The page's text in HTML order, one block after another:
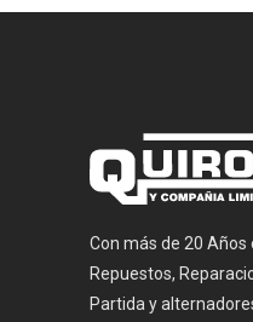
Con más de 20
Repuestos,
Partida y